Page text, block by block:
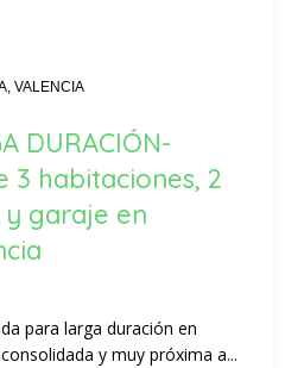
VALENCIA
DURACIÓN-
3 habitaciones, 2
garaje en
para larga duración en
y muy próxima a...